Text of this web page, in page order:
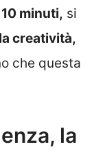
10 minuti, si
creatività,
che questa
la